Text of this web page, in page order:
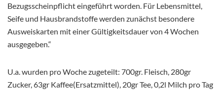
Bezugsscheinpflicht eingeführt worden. Für Lebensmittel,
Seife und Hausbrandstoffe werden zunächst besondere
Ausweiskarten mit einer Gültigkeitsdauer von 4 Wochen
ausgegeben.“
U.a. wurden pro Woche zugeteilt: 700gr. Fleisch, 280gr
Zucker, 63gr Kaffee(Ersatzmittel), 20gr Tee, 0,2l Milch pro Tag